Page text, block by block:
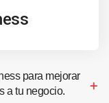
para mejorar
a tu negocio.